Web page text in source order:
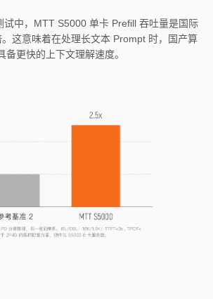
试中，MTT S5000 单卡 Prefill 吞吐量是国际
这意味着在处理长文本 Prompt 时，国产算
备更快的上下文理解速度。